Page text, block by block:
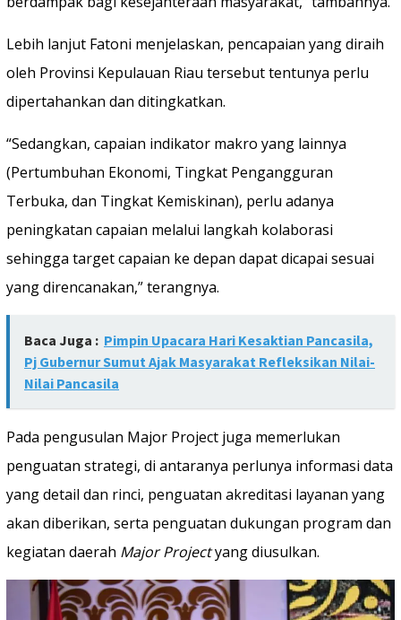
Lebih lanjut Fatoni menjelaskan, pencapaian yang diraih
oleh Provinsi Kepulauan Riau tersebut tentunya perlu
dipertahankan dan ditingkatkan.
“Sedangkan, capaian indikator makro yang lainnya
(Pertumbuhan Ekonomi, Tingkat Pengangguran
Terbuka, dan Tingkat Kemiskinan), perlu adanya
peningkatan capaian melalui langkah kolaborasi
sehingga target capaian ke depan dapat dicapai sesuai
yang direncanakan,” terangnya.
Baca Juga : Pimpin Upacara Hari Kesaktian Pancasila,
Pj Gubernur Sumut Ajak Masyarakat Refleksikan Nilai-
Nilai Pancasila
Pada pengusulan Major Project juga memerlukan
penguatan strategi, di antaranya perlunya informasi data
yang detail dan rinci, penguatan akreditasi layanan yang
akan diberikan, serta penguatan dukungan program dan
kegiatan daerah Major Projectyang diusulkan.